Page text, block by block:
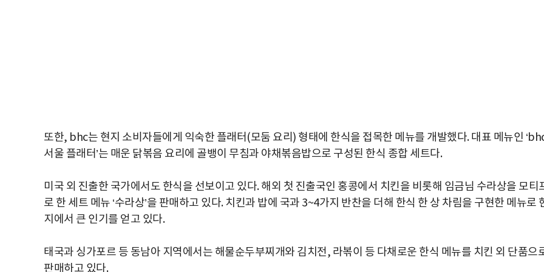
또한, bhc는 현지 소비자들에게 익숙한 플래터(모둠 요리) 형태에 한식을 접목한 메뉴를 개발했다. 대표 메뉴인
서울 플래터’는 매운 닭볶음 요리에 골뱅이 무침과 야채볶음밥으로 구성된 한식 종합 세트다.
미국 외 진출한 국가에서도 한식을 선보이고 있다. 해외 첫 진출국인 홍콩에서 치킨을 비롯해 임금님 수라상을 모티
로 한 세트 메뉴 ‘수라상’을 판매하고 있다. 치킨과 밥에 국과 3~4가지 반찬을 더해 한식 한 상 차림을 구현한 메뉴로
지에서 큰 인기를 얻고 있다.
태국과 싱가포르 등 동남아 지역에서는 해물순두부찌개와 김치전, 라볶이 등 다채로운 한식 메뉴를 치킨 외 단품으
판매하고 있다.